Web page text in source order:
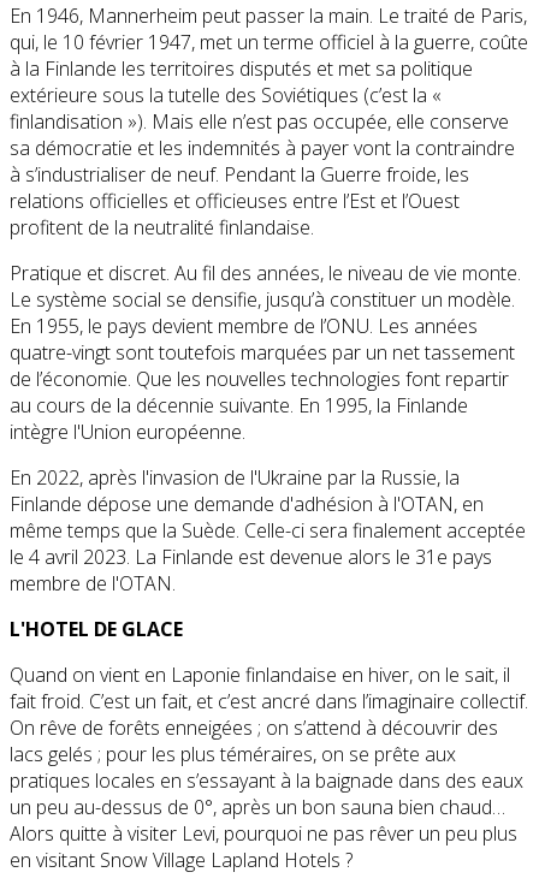
En 1946, Mannerheim peut passer la main. Le traité de Paris,
qui, le 10 février 1947, met un terme officiel à la guerre, coûte
à la Finlande les territoires disputés et met sa politique
extérieure sous la tutelle des Soviétiques (c’est la «
finlandisation »). Mais elle n’est pas occupée, elle conserve
sa démocratie et les indemnités à payer vont la contraindre
à s’industrialiser de neuf. Pendant la Guerre froide, les
relations officielles et officieuses entre l’Est et l’Ouest
profitent de la neutralité finlandaise.
Pratique et discret. Au fil des années, le niveau de vie monte.
Le système social se densifie, jusqu’à constituer un modèle.
En 1955, le pays devient membre de l’ONU. Les années
quatre-vingt sont toutefois marquées par un net tassement
de l’économie. Que les nouvelles technologies font repartir
au cours de la décennie suivante. En 1995, la Finlande
intègre l'Union européenne.
En 2022, après l'invasion de l'Ukraine par la Russie, la
Finlande dépose une demande d'adhésion à l'OTAN, en
même temps que la Suède. Celle-ci sera finalement acceptée
le 4 avril 2023. La Finlande est devenue alors le 31e pays
membre de l'OTAN.
L'HOTEL DE GLACE
Quand on vient en Laponie finlandaise en hiver, on le sait, il
fait froid. C’est un fait, et c’est ancré dans l’imaginaire collectif.
On rêve de forêts enneigées ; on s’attend à découvrir des
lacs gelés ; pour les plus téméraires, on se prête aux
pratiques locales en s’essayant à la baignade dans des eaux
un peu au-dessus de 0°, après un bon sauna bien chaud…
Alors quitte à visiter Levi, pourquoi ne pas rêver un peu plus
en visitant Snow Village Lapland Hotels ?